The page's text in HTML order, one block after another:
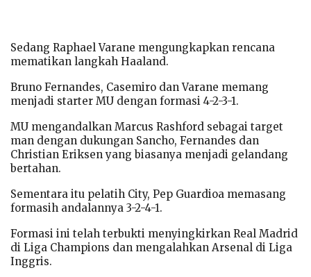
Sedang Raphael Varane mengungkapkan rencana
mematikan langkah Haaland.
Bruno Fernandes, Casemiro dan Varane memang
menjadi starter MU dengan formasi 4-2-3-1.
MU mengandalkan Marcus Rashford sebagai target
man dengan dukungan Sancho, Fernandes dan
Christian Eriksen yang biasanya menjadi gelandang
bertahan.
Sementara itu pelatih City, Pep Guardioa memasang
formasih andalannya 3-2-4-1.
Formasi ini telah terbukti menyingkirkan Real Madrid
di Liga Champions dan mengalahkan Arsenal di Liga
Inggris.